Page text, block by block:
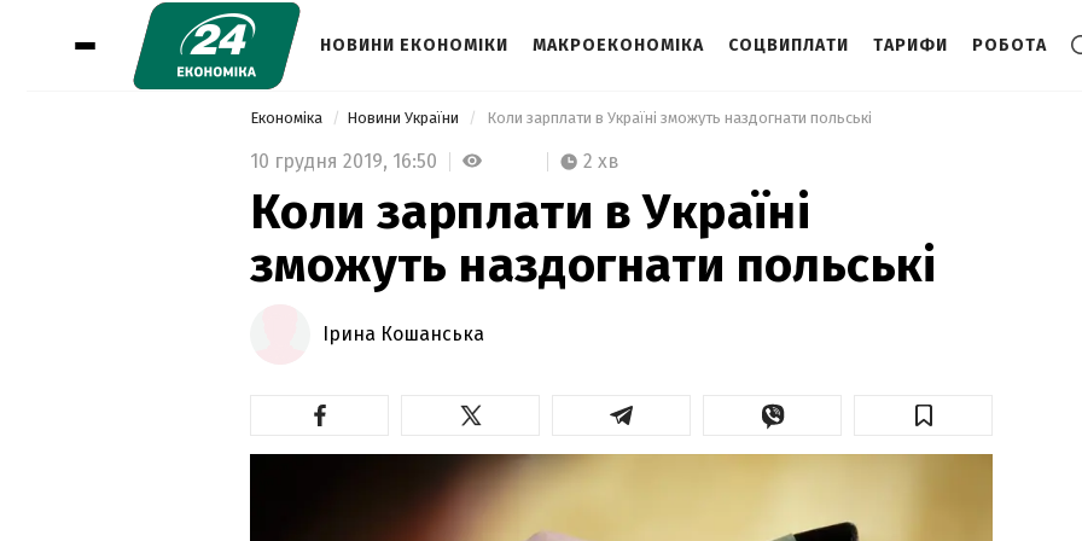
НОВИНИ ЕКОНОМІКИ МАКРОЕКОНОМІКА СОЦВИПЛАТИ ТАРИФИ РОБОТА
Економіка Новини України Коли зарплати в Україні зможуть наздогнати польські
10 грудня 2019, 16:50 2 хв
Коли зарплати в Україні
зможуть наздогнати польські
Ірина Кошанська